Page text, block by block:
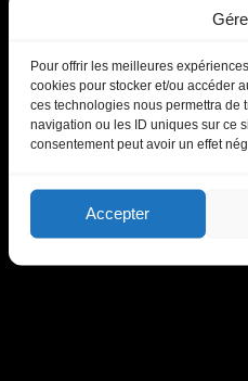
Pour offrir les meilleures
cookies pour stocker et/ou accéder
ces technologies nous permettra de
navigation ou les ID uniques sur ce
consentement peut avoir un effet
Accepter